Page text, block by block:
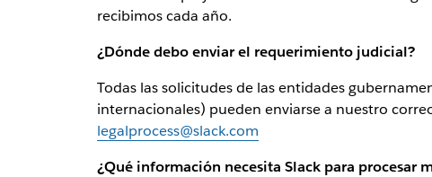
recibimos cada año.
¿Dónde debo enviar el requerimiento judicial?
Todas las solicitudes de las entidades
internacionales) pueden enviarse a nuestro
legalprocess@slack.com
¿Qué información necesita Slack para procesar